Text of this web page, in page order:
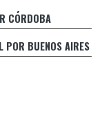
CÓRDOBA
apuestas online
POR BUENOS AIRES